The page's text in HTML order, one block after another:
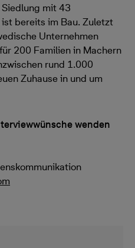
mit 43
bereits im Bau. Zuletzt
Unternehmen
200 Familien in Machern
rund 1.000
Zuhause in und um
wenden